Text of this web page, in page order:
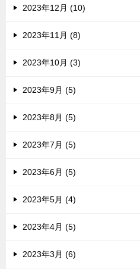
2023年12月 (10)
2023年11月 (8)
2023年10月 (3)
2023年9月 (5)
2023年8月 (5)
2023年7月 (5)
2023年6月 (5)
2023年5月 (4)
2023年4月 (5)
2023年3月 (6)